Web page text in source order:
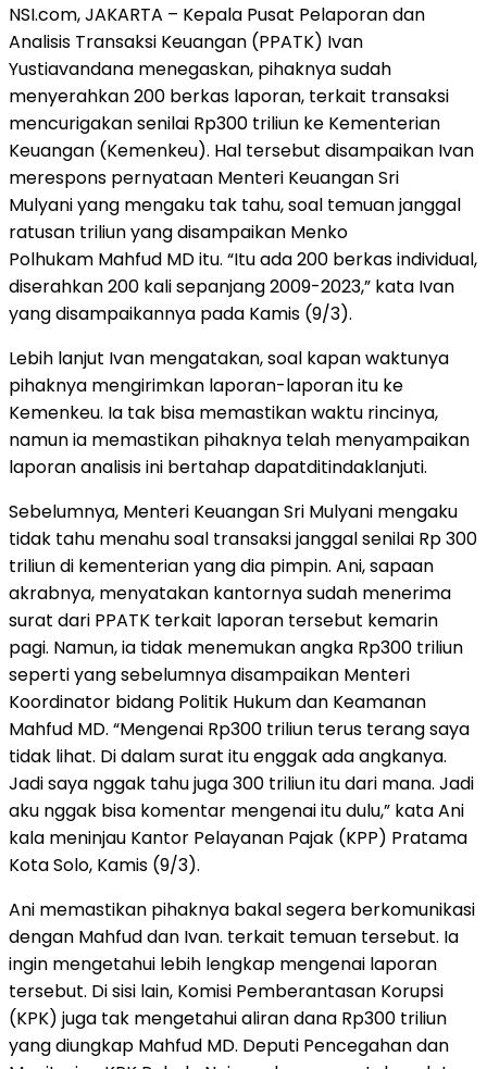
NSI.com, JAKARTA – Kepala Pusat Pelaporan dan
Analisis Transaksi Keuangan (PPATK) Ivan
Yustiavandana menegaskan, pihaknya sudah
menyerahkan 200 berkas laporan, terkait transaksi
mencurigakan senilai Rp300 triliun ke Kementerian
Keuangan (Kemenkeu). Hal tersebut disampaikan Ivan
merespons pernyataan Menteri Keuangan Sri
Mulyani yang mengaku tak tahu, soal temuan janggal
ratusan triliun yang disampaikan Menko
Polhukam Mahfud MD itu. “Itu ada 200 berkas individual,
diserahkan 200 kali sepanjang 2009-2023,” kata Ivan
yang disampaikannya pada Kamis (9/3).
Lebih lanjut Ivan mengatakan, soal kapan waktunya
pihaknya mengirimkan laporan-laporan itu ke
Kemenkeu. Ia tak bisa memastikan waktu rincinya,
namun ia memastikan pihaknya telah menyampaikan
laporan analisis ini bertahap dapatditindaklanjuti.
Sebelumnya, Menteri Keuangan Sri Mulyani mengaku
tidak tahu menahu soal transaksi janggal senilai Rp 300
triliun di kementerian yang dia pimpin. Ani, sapaan
akrabnya, menyatakan kantornya sudah menerima
surat dari PPATK terkait laporan tersebut kemarin
pagi. Namun, ia tidak menemukan angka Rp300 triliun
seperti yang sebelumnya disampaikan Menteri
Koordinator bidang Politik Hukum dan Keamanan
Mahfud MD. “Mengenai Rp300 triliun terus terang saya
tidak lihat. Di dalam surat itu enggak ada angkanya.
Jadi saya nggak tahu juga 300 triliun itu dari mana. Jadi
aku nggak bisa komentar mengenai itu dulu,” kata Ani
kala meninjau Kantor Pelayanan Pajak (KPP) Pratama
Kota Solo, Kamis (9/3).
Ani memastikan pihaknya bakal segera berkomunikasi
dengan Mahfud dan Ivan. terkait temuan tersebut. Ia
ingin mengetahui lebih lengkap mengenai laporan
tersebut. Di sisi lain, Komisi Pemberantasan Korupsi
(KPK) juga tak mengetahui aliran dana Rp300 triliun
yang diungkap Mahfud MD. Deputi Pencegahan dan